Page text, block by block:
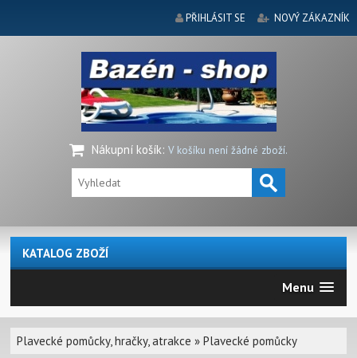
PŘIHLÁSIT SE NOVÝ ZÁKAZNÍK
Nákupní košík: V košíku není žádné zboží.
KATALOG ZBOŽÍ
Menu
Plavecké pomůcky, hračky, atrakce »Plavecké pomůcky